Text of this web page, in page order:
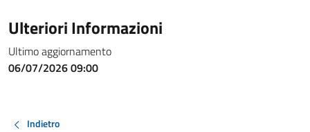
Ulteriori Informazioni
Ultimo aggiornamento
06/07/2026 09:00
Indietro